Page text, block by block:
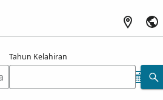
Tahun Kelahiran